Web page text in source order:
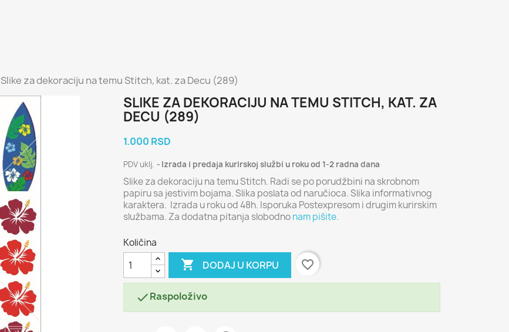
Slike za dekoraciju na temu Stitch, kat. za Decu (289)
SLIKE ZA DEKORACIJU NA TEMU STITCH, KAT. ZA
DECU (289)
1.000 RSD
PDV uklj. Izrada i predaja kurirskoj službi u roku od 1-2 radna dana
Slike za dekoraciju na temu Stitch. Radi se po porudžbini na skrobnom
papiru sa jestivim bojama. Slika poslata od naručioca. Slika informativnog
karaktera. Izrada u roku od 48h. Isporuka Postexpresom i drugim kurirskim
službama. Za dodatna pitanja slobodnonam pišite.
Količina
 DODAJ U KORPU favorite_border
Raspoloživo